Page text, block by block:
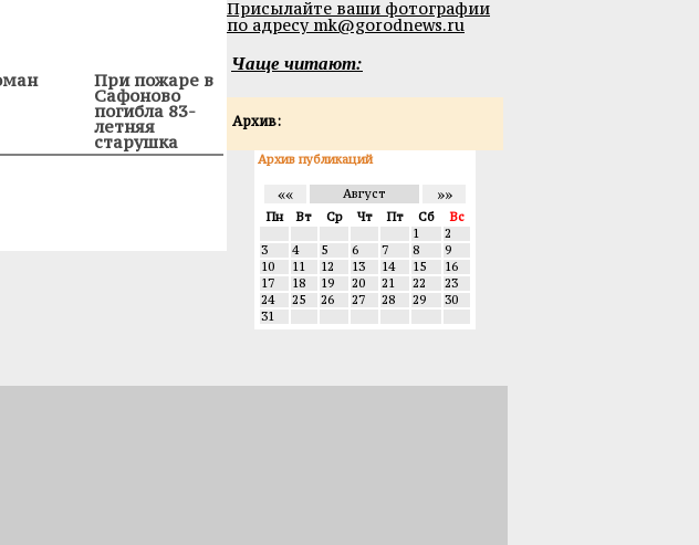
При пожаре в
Сафоново
погибла 83-
летняя
старушка
Присылайте ваши фотографии
по адресу mk@gorodnews.ru
Чаще читают:
Архив:
Архив публикаций
«« Август »»
Пн Вт Ср Чт Пт Сб
Вс
1
2
3
4 5 6 7 8
9
10
11 12 13 14 15
16
17
18 19 20 21 22
23
24
25 26 27 28 29
30
31